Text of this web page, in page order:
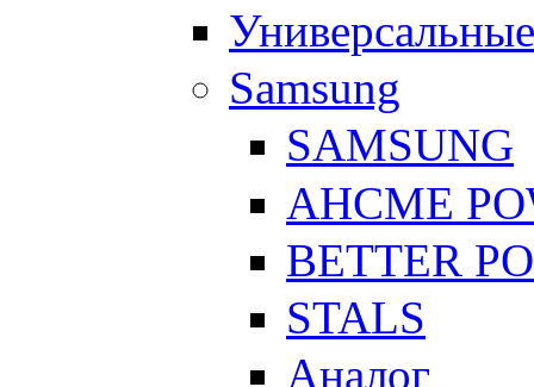
Универсальные
Samsung
SAMSUNG
AHCME
BETTER
STALS
Аналог